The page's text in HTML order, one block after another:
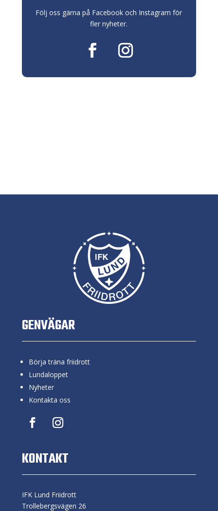
Följ oss gärna på Facebook och Instagram för
fler nyheter.
GENVÄGAR
Börja träna friidrott
Lundaloppet
Nyheter
Kontakta oss
KONTAKT
IFK Lund Friidrott
Trollebergsvägen 26